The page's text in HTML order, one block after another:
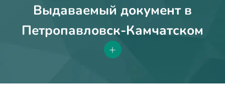
Выдаваемый документ в
Петропавловск-Камчатском
+